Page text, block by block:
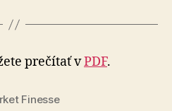
prečítať vPDF.
Finesse